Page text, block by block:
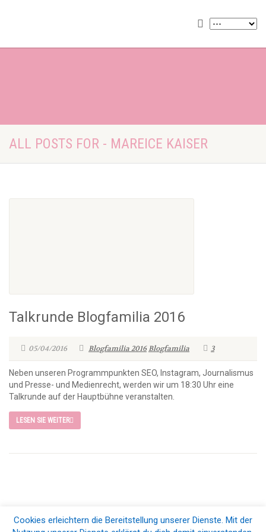
ALL POSTS FOR - MAREICE KAISER
Talkrunde Blogfamilia 2016
05/04/2016 Blogfamilia 2016Blogfamilia 3
Neben unseren Programmpunkten SEO, Instagram, Journalismus
und Presse- und Medienrecht, werden wir um 18:30 Uhr eine
Talkrunde auf der Hauptbühne veranstalten.
LESEN SIE WEITER
© 2026 Blogfamilia e.V.. All Rights Reserved |Impressum & Datenschutz
Cookies erleichtern die Bereitstellung unserer Dienste. Mit der